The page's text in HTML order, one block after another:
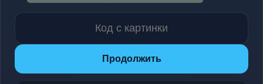
Продолжить